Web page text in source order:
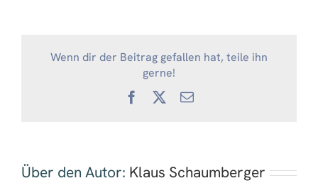
Wenn dir der Beitrag gefallen hat, teile ihn
gerne!
Facebook
X
E-
Über den Autor: Klaus Schaumberger